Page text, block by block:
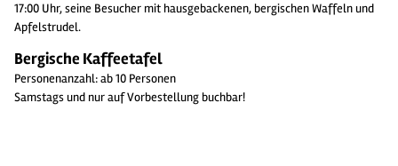
17:00 Uhr, seine Besucher mit hausgebackenen, bergischen Waffeln und
Apfelstrudel.
Bergische Kaffeetafel
Personenanzahl: ab 10 Personen
Samstags und nur auf Vorbestellung buchbar!